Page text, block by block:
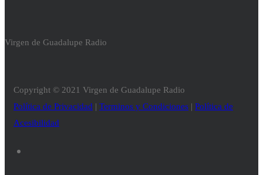
Virgen de Guadalupe Radio
Copyright © 2021 Virgen de Guadalupe Radio
Política de Privacidad | Terminos y Condiciones | Política de
Acesibilidad